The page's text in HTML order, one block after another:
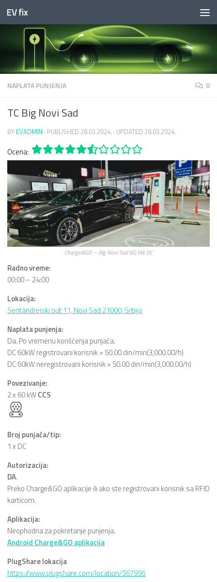
Skip to content
EV fix
NAPLATA PUNJENJA 0
TC Big Novi Sad
BY EVADMIN · PUBLISHED 28.03.2024. · UPDATED 28.03.2024.
Ocena:
Charge&GO – Big Novi Sad 60 kW DC
Radno vreme:
00:00 – 24:00
Lokacija:
Sentandrejski put 11, Novi Sad 21000, Srbija
Naplata punjenja:
Da. Po vremenu korišćenja punjača.
DC 60kW registrovani korisnik = 50.00 din/min(3,000.00/h)
DC 60kW neregistrovani korisnik = 50.00 din/min(3,000.00/h)
Povezivanje:
2 x 60 kWCCS
Broj punjača/tip:
1 x DC
Autorizacija:
DA.
Preko Charge&GO aplikacije ili ako ste registrovani korisnik sa RFID
karticom.
Aplikacija:
Neophodna za pokretanje punjenja.
Android Charge&GO aplikacija
PlugShare lokacija
https://www.plugshare.com/location/567996